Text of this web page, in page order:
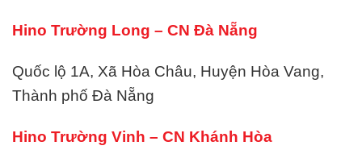
Hino Trường Long – CN Đà Nẵng
Quốc lộ 1A, Xã Hòa Châu, Huyện Hòa Vang,
Thành phố Đà Nẵng
Hino Trường Vinh – CN Khánh Hòa